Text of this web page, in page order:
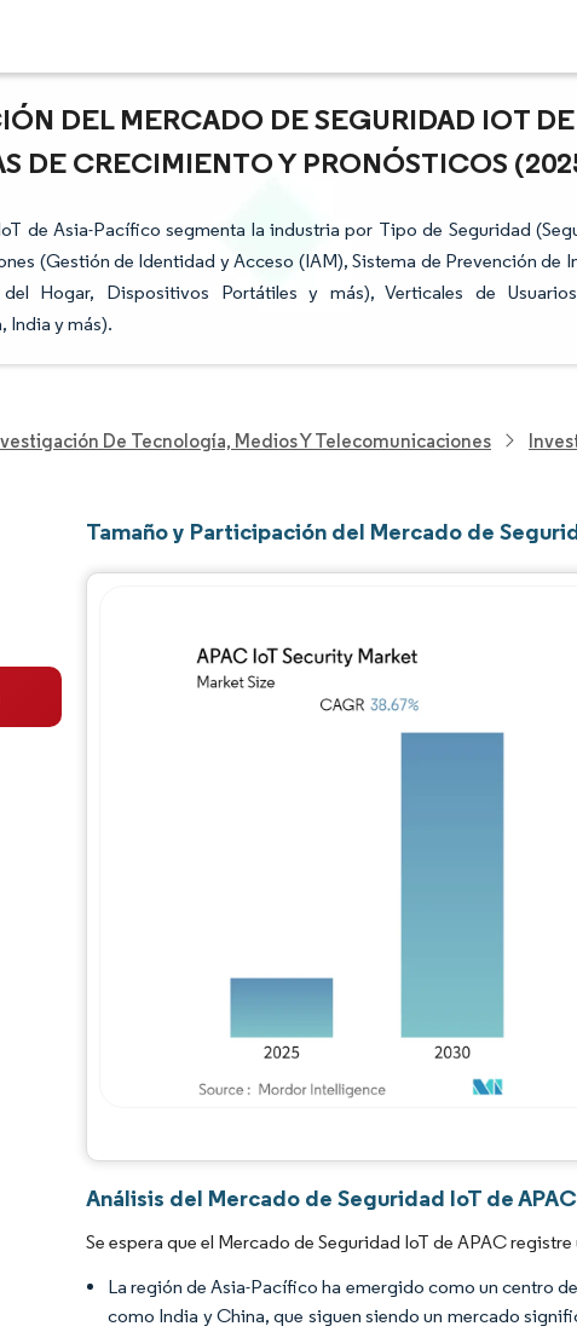
DEL MERCADO DE SEGURIDAD IOT DE
DE CRECIMIENTO Y PRONÓSTICOS
de Asia-Pacífico segmenta la industria por Tipo de Seguridad
(Gestión de Identidad y Acceso (IAM), Sistema de Prevención de
Hogar, Dispositivos Portátiles y más), Verticales de
India y más).
De Tecnología, Medios Y Telecomunicaciones
Tamaño y Participación del Mercado de
Análisis del Mercado de Seguridad IoT de
Se espera que el Mercado de Seguridad IoT de APAC
La región de Asia-Pacífico ha emergido como un centro
como India y China, que siguen siendo un mercado